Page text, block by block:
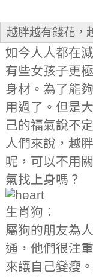
越胖越有錢花，
如今人人都在
有些女孩子更
身材。為了能
用過了。但是
己的福氣說不
人們來說，越
呢，可以不用
氣找上身嗎？
生肖狗：
屬狗的朋友為
通，他們很注
來讓自己變瘦